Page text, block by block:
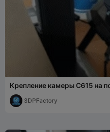
Крепление камеры C615 на
CR10 Smart Pro
3DPFactory